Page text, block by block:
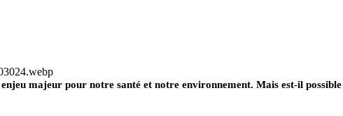
majeur pour notre santé et notre environnement. Mais est-il